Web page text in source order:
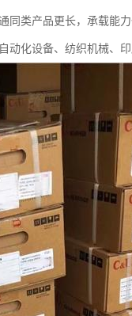
同类产品更长，承载能
化设备、纺织机械、印